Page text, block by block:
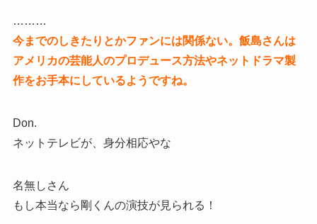
………
今までのしきたりとかファンには関係ない。飯島さんは
アメリカの芸能人のプロデュース方法やネットドラマ製
作をお手本にしているようですね。
Don.
ネットテレビが、身分相応やな
名無しさん
もし本当なら剛くんの演技が見られる！